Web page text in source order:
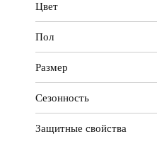
Цвет
Пол
Размер
Сезонность
Защитные свойства